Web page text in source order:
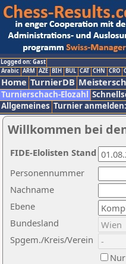
Logged on: Gast
Arabic ARM AZE BIH BUL CAT CHN CRO
Home TurnierDB
Turnierschach-Elozahl
Allgemeines Turnier
Willkommen bei
Nachname
Ebene
Personennummer
Bundesland
Spgem./Kreis/Verein
FIDE-Elolisten Stand